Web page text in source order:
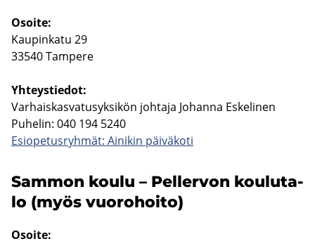
Osoi­te:
Kau­pin­ka­tu 29
33540 Tam­pe­re
Yh­teys­tie­dot:
Var­hais­kas­va­tusyk­si­kön joh­ta­ja Jo­han­na Es­ke­li­nen
Pu­he­lin: 040 194 5240
Esio­pe­tus­ryh­mät: Ai­ni­kin päi­vä­ko­ti
Sam­mon koulu – Pel­ler­von kou­lu­ta­
lo (myös vuo­ro­hoi­to)
Osoi­te: